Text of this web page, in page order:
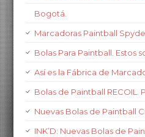
Bogotá.
Marcadoras Paintball
Bolas Para Paintball. Estos
Así es la Fábrica de
Bolas de Paintball RECOIL.
Nuevas Bolas de Paintball
INK’D: Nuevas Bolas de